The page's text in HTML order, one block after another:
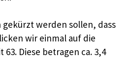
gekürzt werden sollen, dass
wir einmal auf die
Diese betragen ca. 3,4